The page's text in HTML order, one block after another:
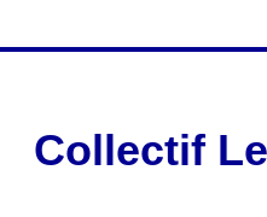
Collectif